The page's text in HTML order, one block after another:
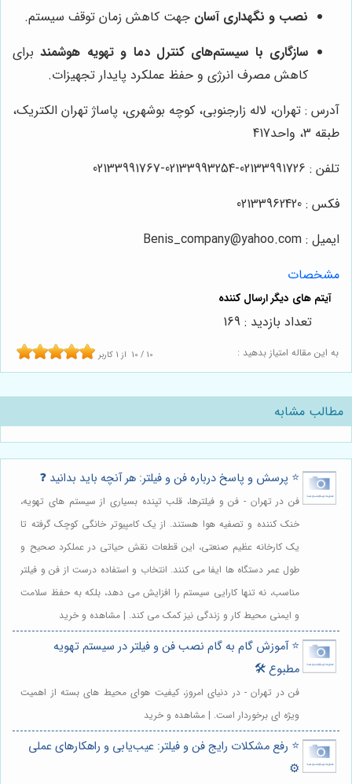
نصب و نگهداری آسان جهت کاهش زمان توقف سیستم.
سازگاری با سیستم‌های کنترل دما و تهویه هوشمند برای
کاهش مصرف انرژی و حفظ عملکرد پایدار تجهیزات.
آدرس : تهران، لاله زارجنوبی، کوچه بوشهری، پاساژ تهران الکتریک،
طبقه 3، واحد417
تلفن : 02133991726-02133993254-02133991767
فکس : 02133962420
ایمیل : Benis_company@yahoo.com
مشخصات
به این مقاله امتیاز بدهید : 10 / 10 از1 کاربر
تعداد بازدید : 169
مطالب مشابه
⭐️ پرسش و پاسخ درباره فن و فیلتر: هر آنچه باید بدانید ❓
فن در تهران - فن و فیلترها، قلب تپنده بسیاری از سیستم های تهویه،
خنک کننده و تصفیه هوا هستند. از یک کامپیوتر خانگی کوچک گرفته تا
یک کارخانه عظیم صنعتی، این قطعات نقش حیاتی در عملکرد صحیح و
طول عمر دستگاه ها ایفا می کنند. انتخاب و استفاده درست از فن و فیلتر
مناسب، نه تنها کارایی سیستم را افزایش می دهد، بلکه به حفظ سلامت
و ایمنی محیط کار و زندگی نیز کمک می کند. | مشاهده و خرید
⭐️ آموزش گام به گام نصب فن و فیلتر در سیستم تهویه
مطبوع 🛠️
فن در تهران - در دنیای امروز، کیفیت هوای محیط های بسته از اهمیت
ویژه ای برخوردار است. | مشاهده و خرید
⭐️ رفع مشکلات رایج فن و فیلتر: عیب‌یابی و راهکارهای عملی
⚙️